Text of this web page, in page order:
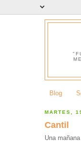
Blog
MARTES,
Cantil
Una